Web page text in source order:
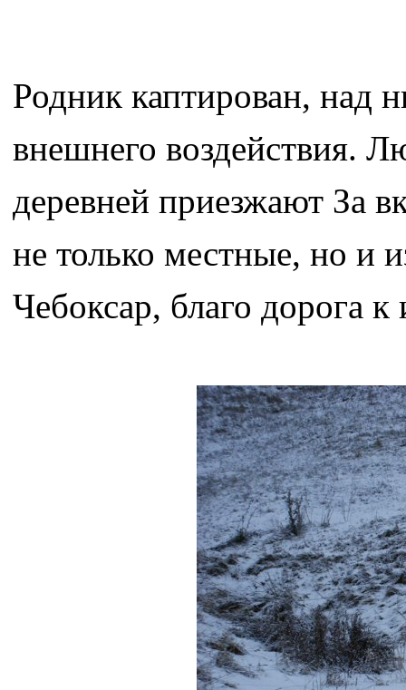
Родник каптирован, над
внешнего воздействия.
деревней приезжают За
не только местные, но и
Чебоксар, благо дорога